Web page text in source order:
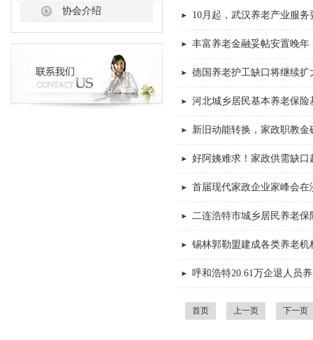
协会介绍 10月起，武汉养老产业服务
丰富养老金融妥帖安置晚
德国养老护工缺口将继续扩
河北城乡居民基本养老保险
新旧动能转换，家政职教金
好阿姨难求！家政供需缺
首届现代家政企业家峰会在
二连浩特市城乡居民养老
锡林郭勒盟建成各类养老机
呼和浩特20.61万企退人员
首页 上一页 下一页